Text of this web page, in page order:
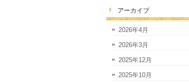
アーカイブ
2026年4月
2026年3月
2025年12月
2025年10月